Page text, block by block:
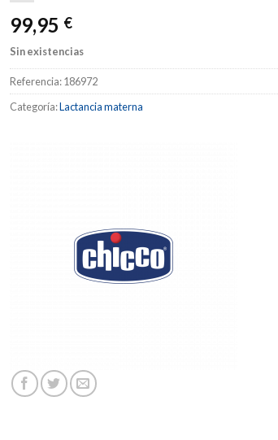
99,95 €
Sin existencias
Referencia:186972
Categoría:Lactancia materna